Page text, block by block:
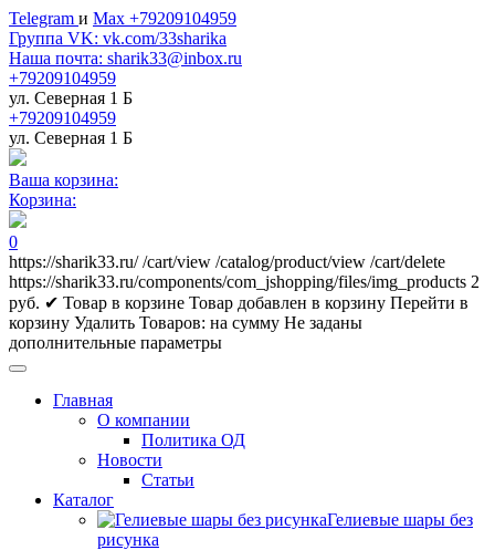
Telegram и Max +79209104959
Группа VK: vk.com/33sharika
Наша почта: sharik33@inbox.ru
+79209104959
ул. Северная 1 Б
+79209104959
ул. Северная 1 Б
Ваша корзина:
Корзина:
0
https://sharik33.ru/ /cart/view /catalog/product/view /cart/delete
https://sharik33.ru/components/com_jshopping/files/img_products 2
руб. ✔ Товар в корзине Товар добавлен в корзину Перейти в
корзину Удалить Товаров: на сумму Не заданы
дополнительные параметры
Главная
О компании
Политика ОД
Новости
Статьи
Каталог
Гелиевые шары без
рисунка